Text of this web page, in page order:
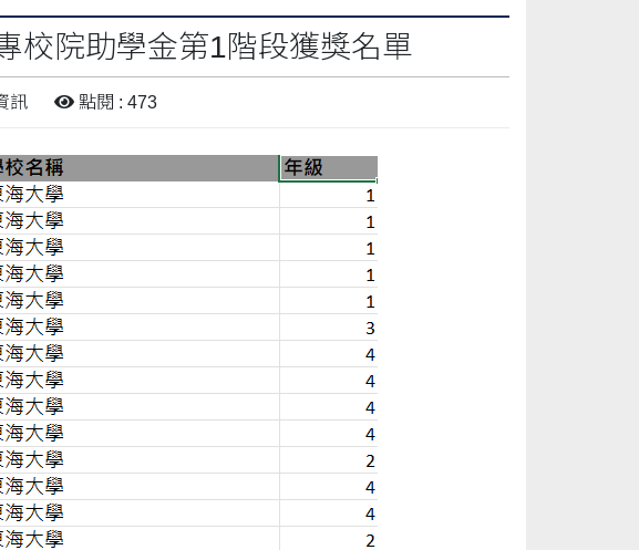
校院助學金第1階段獲獎名單
訊 點閱 : 473